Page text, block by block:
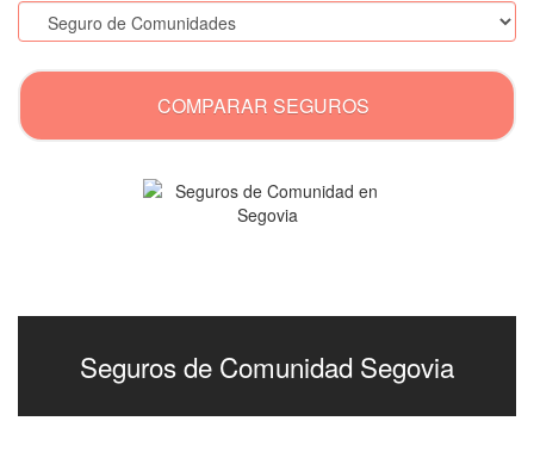
COMPARAR SEGUROS
Seguros de Comunidad Segovia